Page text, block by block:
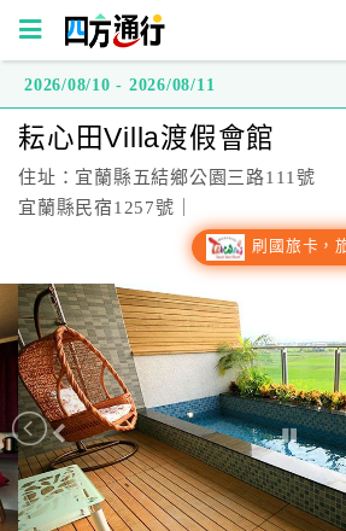
方
通
行
台
灣
訂
房
直
2026/08/10 - 2026/08/11
耘心田Villa渡假會館
住址：宜蘭縣五結鄉公園三路111號
宜蘭縣民宿1257號｜
刷國旅卡，